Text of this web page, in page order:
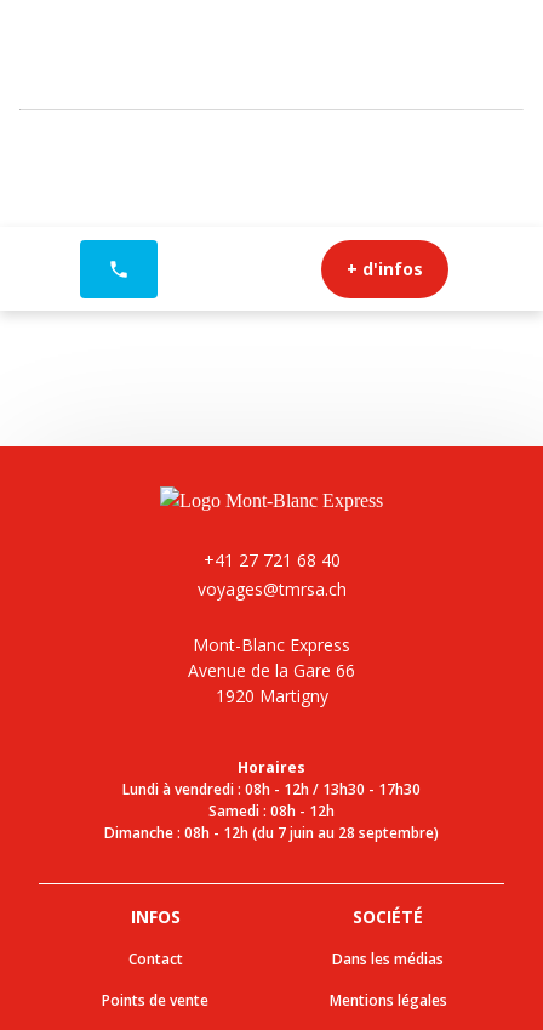
+ d'infos
phone
+41 27 721 68 40
voyages@tmrsa.ch
Mont-Blanc Express
Avenue de la Gare 66
1920 Martigny
Horaires
Lundi à vendredi : 08h - 12h / 13h30 - 17h30
Samedi : 08h - 12h
Dimanche : 08h - 12h (du 7 juin au 28 septembre)
INFOS
Contact
Points de vente
SOCIÉTÉ
Dans les médias
Mentions légales